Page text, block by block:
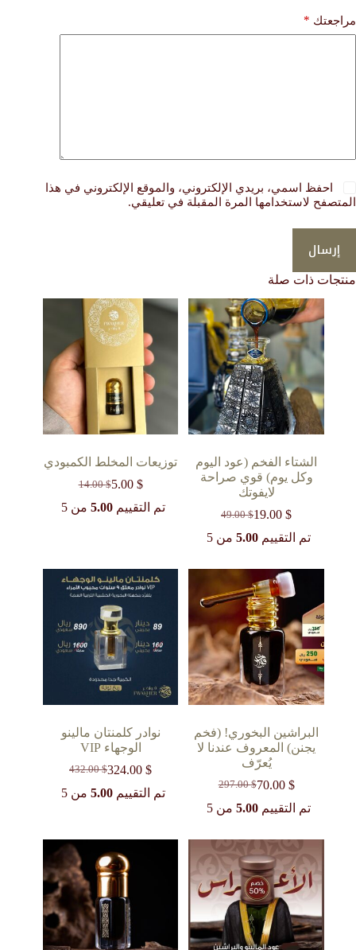
مراجعتك *
احفظ اسمي، بريدي الإلكتروني، والموقع الإلكتروني في هذا
المتصفح لاستخدامها المرة المقبلة في تعليقي.
إرسال
منتجات ذات صلة
الشتاء الفخم (عود اليوم
وكل يوم) قوي صراحة
لايفوتك
49.00$
السعر
الأصلي
49.00 $.
19.00$
السعر
الحالي
19.00 $.
تم التقييم 5.00من 5
توزيعات المخلط الكمبودي
14.00$
السعر
الأصلي
5.00 $
السعر
الحاليتم التقييم5.00 من 5
البراشين البخوري! (فخم
يجنن) المعروف عندنا لا
يُعرّف
297.00$
السعر
الأصلي
70.00 $
السعر
الحالي تم التقييم 5.00من 5
نوادر كلمنتان مالينو
الوجهاء VIP
432.00$
السعر
الأصلي
324.00$
السعر
الحاليتم التقييم5.00 من 5